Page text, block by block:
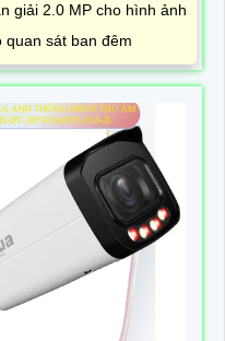
giải 2.0 MP cho hình ảnh
quan sát ban đêm